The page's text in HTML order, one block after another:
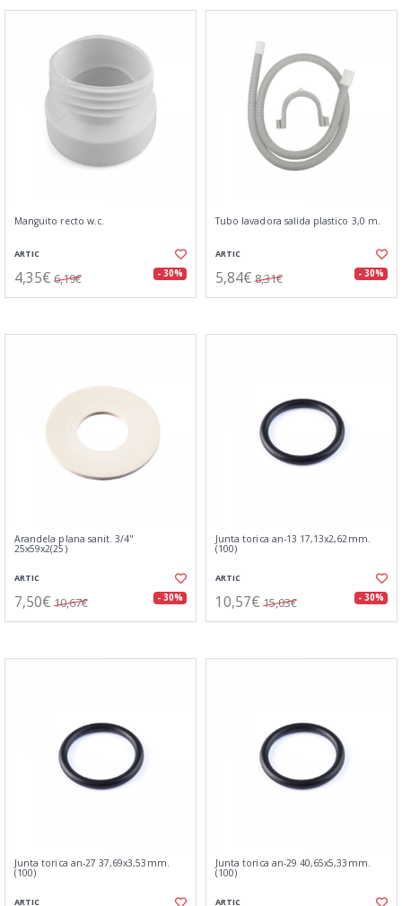
Manguito recto w.c.
ARTIC
4,35€ 6,19€ - 30%
Tubo lavadora salida plastico 3,0 m.
ARTIC
5,84€ 8,31€ - 30%
Arandela plana sanit. 3/4"
25x59x2(25)
ARTIC
7,50€ 10,67€ - 30%
Junta torica an-13 17,13x2,62mm.
(100)
ARTIC
10,57€ 15,03€ - 30%
Junta torica an-27 37,69x3,53mm.
(100)
ARTIC
Junta torica an-29 40,65x5,33mm.
(100)
ARTIC